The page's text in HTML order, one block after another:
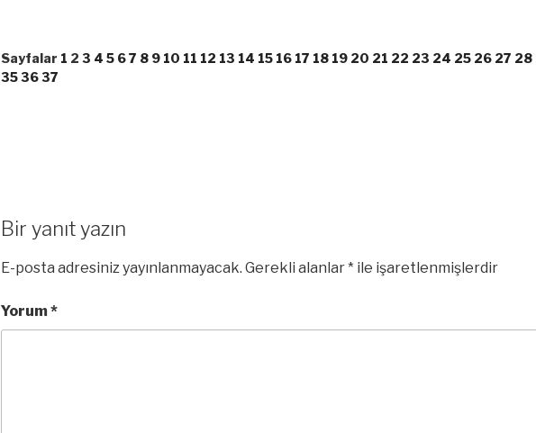
Sayfalar 1 2 3 4 5 67 8 9 10 11 12 13 14 15 16 17 18 19 20 21 22 23 24 25 26 27 28
353637
Bir yanıt yazın
E-posta adresiniz yayınlanmayacak. Gerekli alanlar* ile işaretlenmişlerdir
Yorum*